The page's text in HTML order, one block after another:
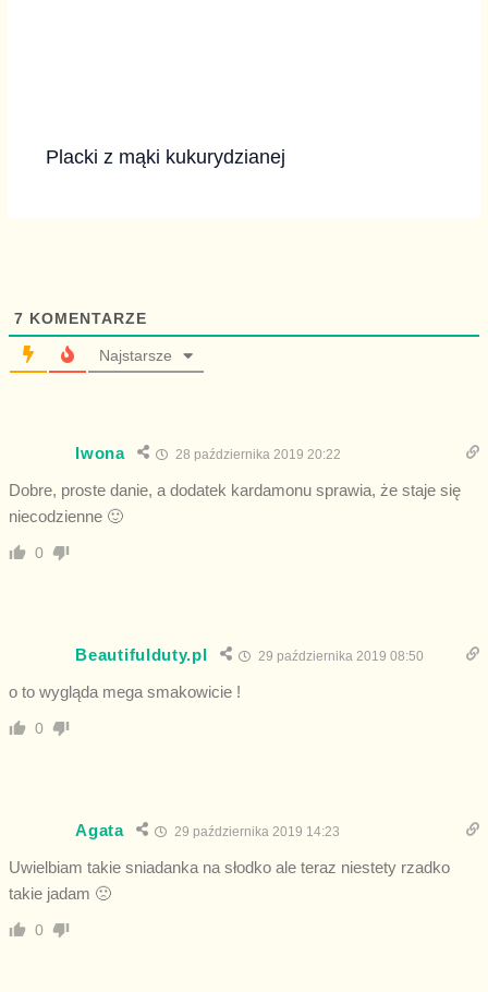
Placki z mąki kukurydzianej
7 KOMENTARZE
Najstarsze
Iwona 28 października 2019 20:22
Dobre, proste danie, a dodatek kardamonu sprawia, że staje się
niecodzienne 🙂
0
Beautifulduty.pl 29 października 2019 08:50
o to wygląda mega smakowicie !
0
Agata 29 października 2019 14:23
Uwielbiam takie sniadanka na słodko ale teraz niestety rzadko
takie jadam 🙁
0